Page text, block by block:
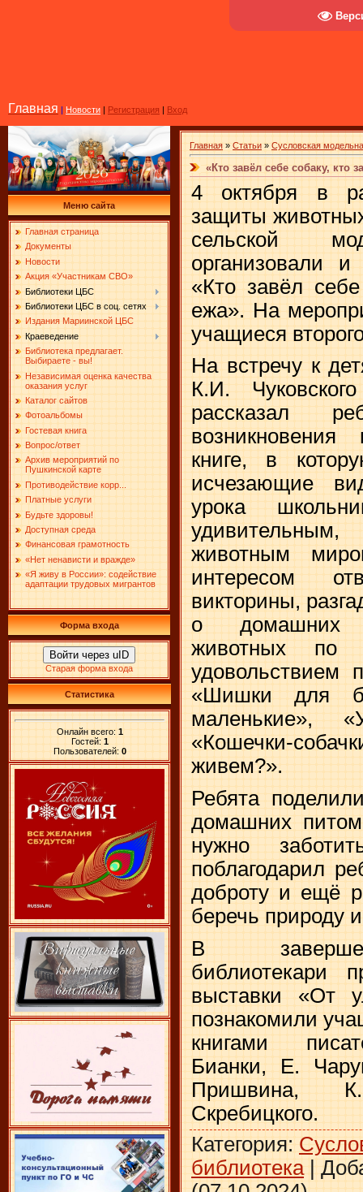
Главная | Новости | Регистрация | Вход
Меню сайта
Главная страница
Документы
Новости
Акция «Участникам СВО»
Библиотеки ЦБС
Библиотеки ЦБС в соц. сетях
Издания Мариинской ЦБС
Краеведение
Библиотека предлагает.
Выбираете - вы!
Независимая оценка качества
оказания услуг
Каталог сайтов
Фотоальбомы
Гостевая книга
Вопрос/ответ
Архив мероприятий по
Пушкинской карте
Противодействие корр...
Платные услуги
Будьте здоровы!
Доступная среда
Финансовая грамотность
«Нет ненависти и вражде»
«Я живу в России»: содействие
адаптации трудовых мигрантов
Форма входа
Войти через uID
Старая форма входа
Статистика
Онлайн всего: 1
Гостей: 1
Пользователей: 0
Главная » Статьи » Сусловская
«Кто завёл себе собаку, кто
4 октября в
защиты
сельской
организовали
«Кто завёл
ежа». На
учащиеся
На встречу к
К.И.
рассказал
книге, в
исчезающие
урока
удивительным,
животным
интересом
викторины,
о домашних
животных по
удовольствием
«Шишки для
маленькие»,
«Кошечки-
живем?».
Ребята
домашних
нужно
поблагодарил
доброту и ещё
беречь природу
В
библиотекари
выставки «От
познакомили
книгами
Бианки, Е.
Пришвина,
Скребицкого.
Категория:
библиотека|